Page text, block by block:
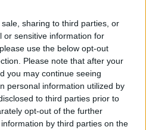
sharing to third parties, or
or sensitive information for
use the below opt-out
Please note that after your
you may continue seeing
personal information utilized by
to third parties prior to
opt-out of the further
by third parties on the
της η Εταιρεία
αποχαιρέτησε τον